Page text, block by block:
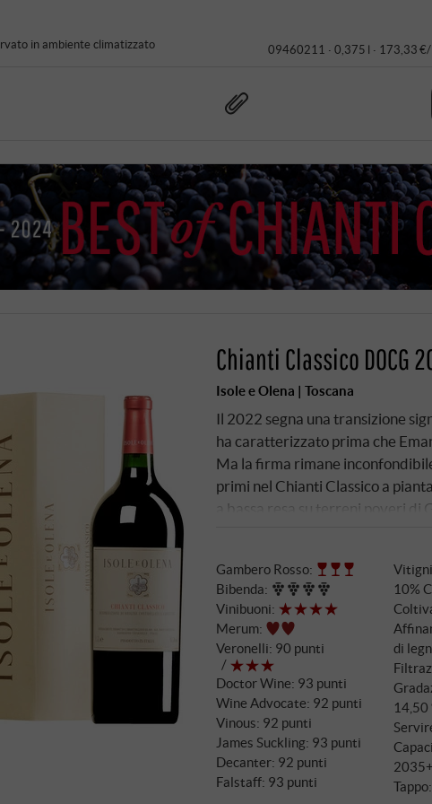
in ambiente climatizzato 09460211 · 0,375 l · 173,33 €/l
Chianti Classico DOCG
Isole e Olena | Toscana
Il 2022 segna una transizione
ha caratterizzato prima che
Ma la firma rimane
primi nel Chianti Classico a
a bassa resa su terreni poveri di
rivoluzione nella qualità. La
délestage, che de Marchi affina
diverse dimensioni conferiscono
Gambero Rosso:
Bibenda:
Vinibuoni:
Merum:
Veronelli: 90 punti
Doctor Wine: 93 punti
Wine Advocate: 92 punti
Vinous: 92 punti
James Suckling: 93 punti
Decanter: 92 punti
Falstaff: 93 punti
10%
di
14,50
2035+